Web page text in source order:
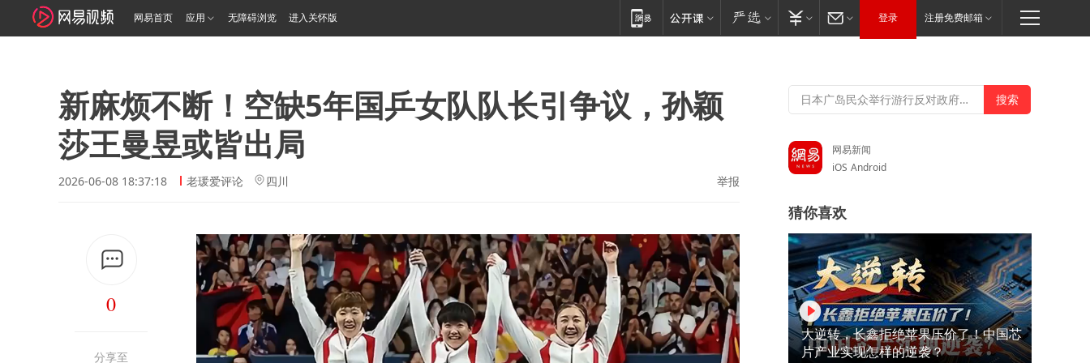
网易首页 应用 无障碍浏览 进入关怀版 登录 注册免费邮箱
新麻烦不断！空缺5年国乒女队队长引争议，孙颖
莎王曼昱或皆出局
2026-06-08 18:37:18 老瑗爱评论 四川 举报
0
分享至
网易新闻
iOS Android
猜你喜欢
大逆转，长鑫拒绝苹果压价了！中国芯
片产业实现怎样的逆袭？